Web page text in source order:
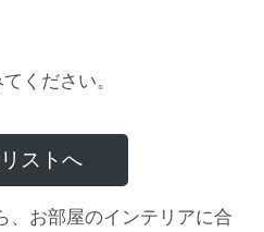
ください。
ストへ
、お部屋のインテリアに合